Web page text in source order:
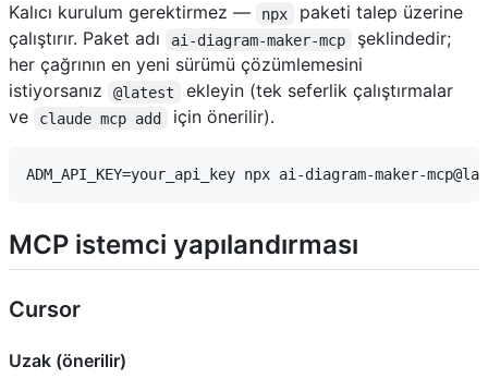
Kalıcı kurulum gerektirmez — npx
paketi talep üzerine
çalıştırır. Paket adı
ai-diagram-maker-mcp
şeklindedir;
her çağrının en yeni sürümü çözümlemesini
istiyorsanız
@latest
ekleyin (tek seferlik çalıştırmalar
ve
claude mcp add için önerilir).
MCP istemci yapılandırması
Cursor
Uzak (önerilir)